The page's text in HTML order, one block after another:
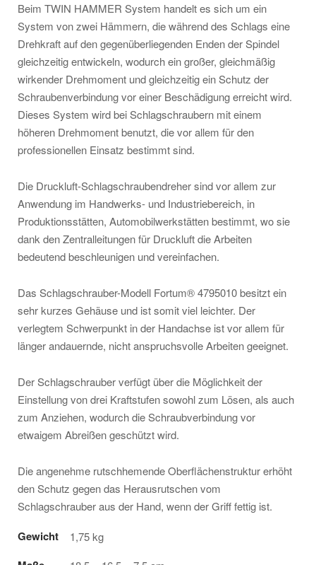
Beim TWIN HAMMER System handelt es sich um ein
System von zwei Hämmern, die während des Schlags eine
Drehkraft auf den gegenüberliegenden Enden der Spindel
gleichzeitig entwickeln, wodurch ein großer, gleichmäßig
wirkender Drehmoment und gleichzeitig ein Schutz der
Schraubenverbindung vor einer Beschädigung erreicht wird.
Dieses System wird bei Schlagschraubern mit einem
höheren Drehmoment benutzt, die vor allem für den
professionellen Einsatz bestimmt sind.
Die Druckluft-Schlagschraubendreher sind vor allem zur
Anwendung im Handwerks- und Industriebereich, in
Produktionsstätten, Automobilwerkstätten bestimmt, wo sie
dank den Zentralleitungen für Druckluft die Arbeiten
bedeutend beschleunigen und vereinfachen.
Das Schlagschrauber-Modell Fortum® 4795010 besitzt ein
sehr kurzes Gehäuse und ist somit viel leichter. Der
verlegtem Schwerpunkt in der Handachse ist vor allem für
länger andauernde, nicht anspruchsvolle Arbeiten geeignet.
Der Schlagschrauber verfügt über die Möglichkeit der
Einstellung von drei Kraftstufen sowohl zum Lösen, als auch
zum Anziehen, wodurch die Schraubverbindung vor
etwaigem Abreißen geschützt wird.
Die angenehme rutschhemende Oberflächenstruktur erhöht
den Schutz gegen das Herausrutschen vom
Schlagschrauber aus der Hand, wenn der Griff fettig ist.
Gewicht 1,75 kg